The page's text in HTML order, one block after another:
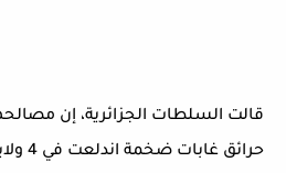
قالت السلطات الجزائرية، إن
حرائق